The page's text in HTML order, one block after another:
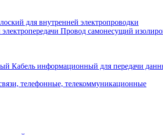
для внутренней электропроводки
Провод самонесущий
Кабель информационный для передачи
телефонные, телекоммуникационные